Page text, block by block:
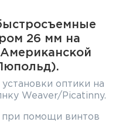
26 мм на
оптики на
Weaver/Picatinny.
при помощи винтов